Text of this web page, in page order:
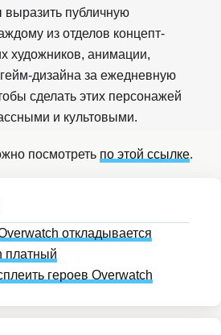
выразить публичную
из отделов концепт-
художников, анимации,
дизайна за ежедневную
сделать этих персонажей
и культовыми.
посмотреть по этой ссылке.
откладывается
платный
героев Overwatch